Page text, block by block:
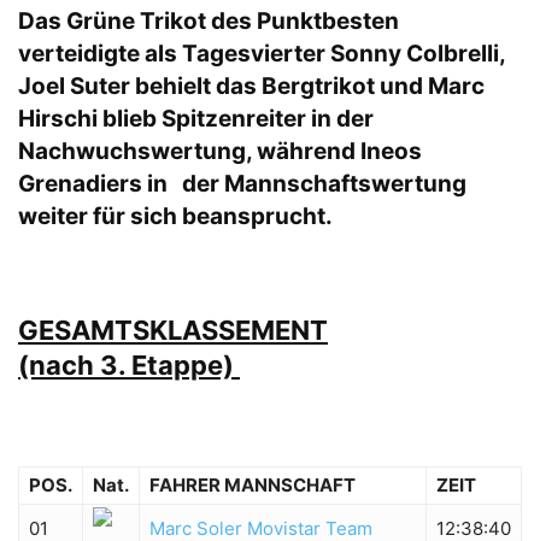
Das Grüne Trikot des Punktbesten
verteidigte als Tagesvierter Sonny Colbrelli,
Joel Suter behielt das Bergtrikot und Marc
Hirschi blieb Spitzenreiter in der
Nachwuchswertung, während Ineos
Grenadiers in der Mannschaftswertung
weiter für sich beansprucht.
GESAMTSKLASSEMENT
(nach 3. Etappe)
POS. Nat. FAHRER MANNSCHAFT
ZEIT
01
Marc Soler Movistar Team 12:38:40